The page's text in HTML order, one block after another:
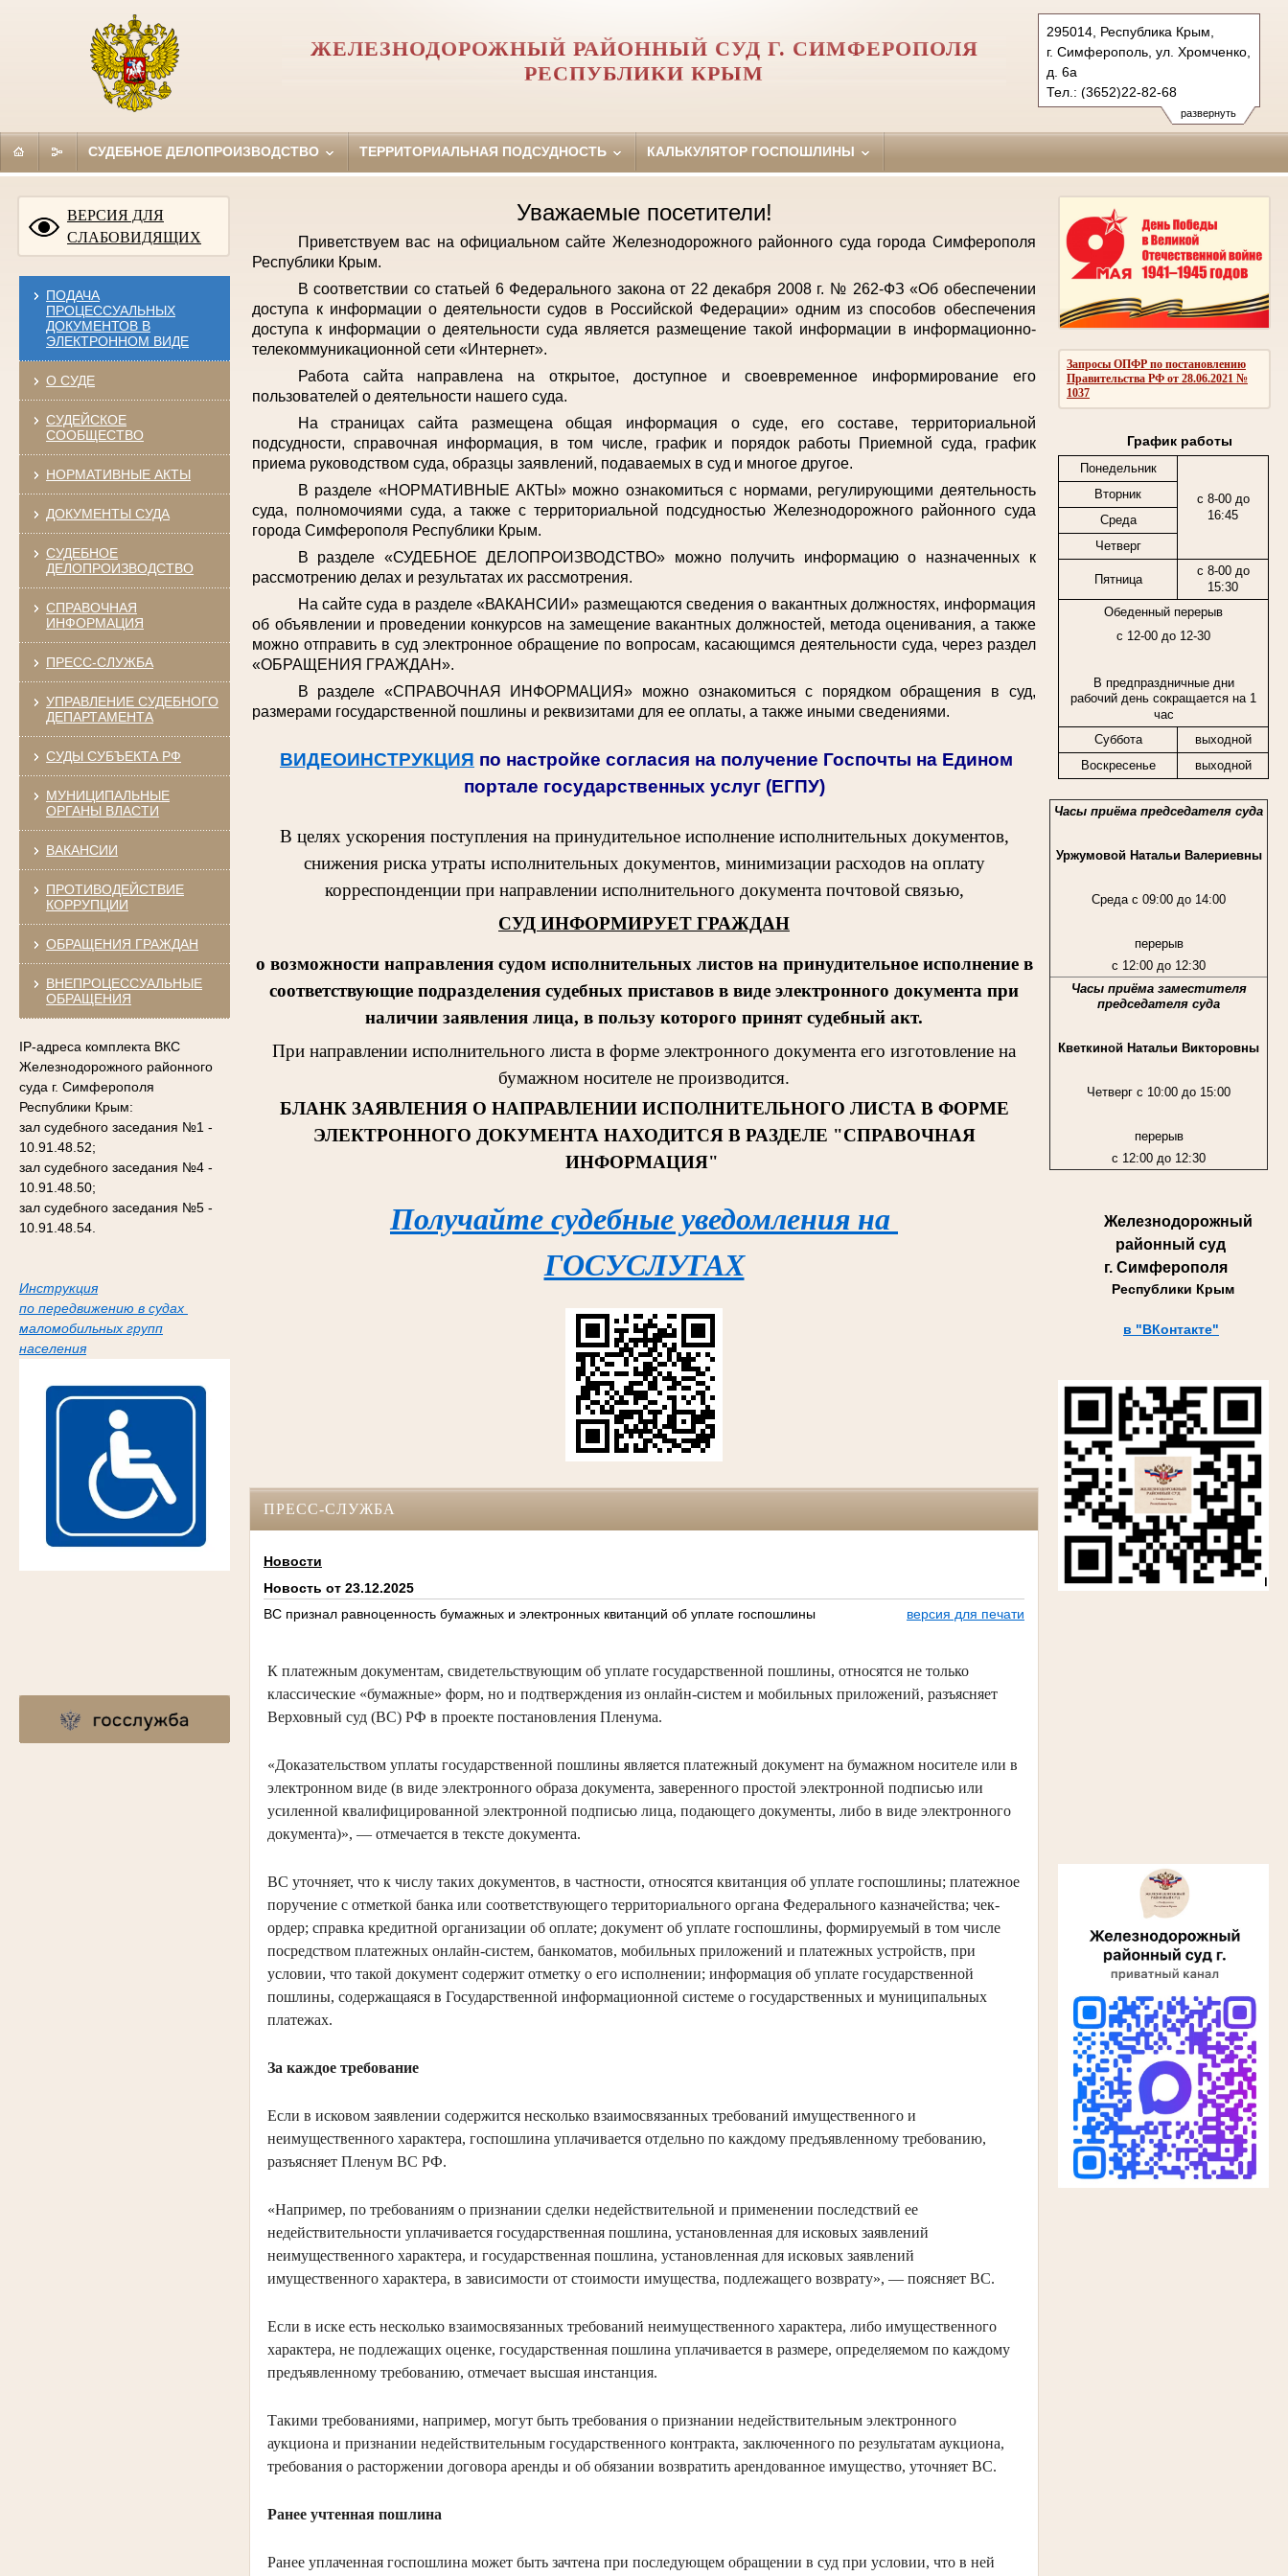
развернуть
295014, Республика Крым,
г. Симферополь, ул. Хромченко,
д. 6а
Тел.: (3652)22-82-68
zheleznodorozhniy.krm@sudrf.ru
ЖЕЛЕЗНОДОРОЖНЫЙ РАЙОННЫЙ СУД Г. СИМФЕРОПОЛЯ
РЕСПУБЛИКИ КРЫМ
СУДЕБНОЕ ДЕЛОПРОИЗВОДСТВО ТЕРРИТОРИАЛЬНАЯ ПОДСУДНОСТЬ КАЛЬКУЛЯТОР ГОСПОШЛИНЫ
ВЕРСИЯ ДЛЯ
СЛАБОВИДЯЩИХ
ПОДАЧА
ПРОЦЕССУАЛЬНЫХ
ДОКУМЕНТОВ В
ЭЛЕКТРОННОМ ВИДЕ
О СУДЕ
СУДЕЙСКОЕ
СООБЩЕСТВО
НОРМАТИВНЫЕ АКТЫ
ДОКУМЕНТЫ СУДА
СУДЕБНОЕ
ДЕЛОПРОИЗВОДСТВО
СПРАВОЧНАЯ
ИНФОРМАЦИЯ
ПРЕСС-СЛУЖБА
УПРАВЛЕНИЕ СУДЕБНОГО
ДЕПАРТАМЕНТА
СУДЫ СУБЪЕКТА РФ
МУНИЦИПАЛЬНЫЕ
ОРГАНЫ ВЛАСТИ
ВАКАНСИИ
ПРОТИВОДЕЙСТВИЕ
КОРРУПЦИИ
ОБРАЩЕНИЯ ГРАЖДАН
ВНЕПРОЦЕССУАЛЬНЫЕ
ОБРАЩЕНИЯ
IP-адреса комплекта ВКС
Железнодорожного районного
суда г. Симферополя
Республики Крым:
зал судебного заседания №1 -
10.91.48.52;
зал судебного заседания №4 -
10.91.48.50;
зал судебного заседания №5 -
10.91.48.54.
Инструкция
по передвижению в судах
маломобильных групп
населения
Запросы ОПФР по постановлению
Правительства РФ от 28.06.2021 №
1037
График работы
Понедельник
с 8-00 до
16:45
Вторник
Среда
Четверг
Пятница
с 8-00 до
15:30
Обеденный перерыв
с 12-00 до 12-30
В предпраздничные дни
рабочий день сокращается на 1
час
Суббота
выходной
Воскресенье
выходной
Часы приёма председателя суда
Уржумовой Натальи Валериевны
Среда с 09:00 до 14:00
перерыв
с 12:00 до 12:30
Часы приёма заместителя
председателя суда
Кветкиной Натальи Викторовны
Четверг с 10:00 до 15:00
перерыв
с 12:00 до 12:30
Железнодорожный
районный суд
г. Симферополя
Республики Крым
в "ВКонтакте"
Уважаемые посетители!
Приветствуем вас на официальном сайте Железнодорожного районного суда города Симферополя
Республики Крым.
В соответствии со статьей 6 Федерального закона от 22 декабря 2008 г. № 262-ФЗ «Об обеспечении
доступа к информации о деятельности судов в Российской Федерации» одним из способов обеспечения
доступа к информации о деятельности суда является размещение такой информации в информационно-
телекоммуникационной сети «Интернет».
Работа сайта направлена на открытое, доступное и своевременное информирование его
пользователей о деятельности нашего суда.
На страницах сайта размещена общая информация о суде, его составе, территориальной
подсудности, справочная информация, в том числе, график и порядок работы Приемной суда, график
приема руководством суда, образцы заявлений, подаваемых в суд и многое другое.
В разделе «НОРМАТИВНЫЕ АКТЫ» можно ознакомиться с нормами, регулирующими деятельность
суда, полномочиями суда, а также с территориальной подсудностью Железнодорожного районного суда
города Симферополя Республики Крым.
В разделе «СУДЕБНОЕ ДЕЛОПРОИЗВОДСТВО» можно получить информацию о назначенных к
рассмотрению делах и результатах их рассмотрения.
На сайте суда в разделе «ВАКАНСИИ» размещаются сведения о вакантных должностях, информация
об объявлении и проведении конкурсов на замещение вакантных должностей, метода оценивания, а также
можно отправить в суд электронное обращение по вопросам, касающимся деятельности суда, через раздел
«ОБРАЩЕНИЯ ГРАЖДАН».
В разделе «СПРАВОЧНАЯ ИНФОРМАЦИЯ» можно ознакомиться с порядком обращения в суд,
размерами государственной пошлины и реквизитами для ее оплаты, а также иными сведениями.
ВИДЕОИНСТРУКЦИЯ по настройке согласия на получение Госпочты на Едином
портале государственных услуг (ЕГПУ)
В целях ускорения поступления на принудительное исполнение исполнительных документов,
снижения риска утраты исполнительных документов, минимизации расходов на оплату
корреспонденции при направлении исполнительного документа почтовой связью,
СУД ИНФОРМИРУЕТ ГРАЖДАН
о возможности направления судом исполнительных листов на принудительное исполнение в
соответствующие подразделения судебных приставов в виде электронного документа при
наличии заявления лица, в пользу которого принят судебный акт.
При направлении исполнительного листа в форме электронного документа его изготовление на
бумажном носителе не производится.
БЛАНК ЗАЯВЛЕНИЯ О НАПРАВЛЕНИИ ИСПОЛНИТЕЛЬНОГО ЛИСТА В ФОРМЕ
ЭЛЕКТРОННОГО ДОКУМЕНТА НАХОДИТСЯ В РАЗДЕЛЕ "СПРАВОЧНАЯ
ИНФОРМАЦИЯ"
Получайте судебные уведомления на
ГОСУСЛУГАХ
ПРЕСС-СЛУЖБА
Новости
Новость от 23.12.2025
ВС признал равноценность бумажных и электронных квитанций об уплате госпошлины
версия для печати
К платежным документам, свидетельствующим об уплате государственной пошлины, относятся не только
классические «бумажные» форм, но и подтверждения из онлайн-систем и мобильных приложений, разъясняет
Верховный суд (ВС) РФ в проекте постановления Пленума.
«Доказательством уплаты государственной пошлины является платежный документ на бумажном носителе или в
электронном виде (в виде электронного образа документа, заверенного простой электронной подписью или
усиленной квалифицированной электронной подписью лица, подающего документы, либо в виде электронного
документа)», — отмечается в тексте документа.
ВС уточняет, что к числу таких документов, в частности, относятся квитанция об уплате госпошлины; платежное
поручение с отметкой банка или соответствующего территориального органа Федерального казначейства; чек-
ордер; справка кредитной организации об оплате; документ об уплате госпошлины, формируемый в том числе
посредством платежных онлайн-систем, банкоматов, мобильных приложений и платежных устройств, при
условии, что такой документ содержит отметку о его исполнении; информация об уплате государственной
пошлины, содержащаяся в Государственной информационной системе о государственных и муниципальных
платежах.
За каждое требование
Если в исковом заявлении содержится несколько взаимосвязанных требований имущественного и
неимущественного характера, госпошлина уплачивается отдельно по каждому предъявленному требованию,
разъясняет Пленум ВС РФ.
«Например, по требованиям о признании сделки недействительной и применении последствий ее
недействительности уплачивается государственная пошлина, установленная для исковых заявлений
неимущественного характера, и государственная пошлина, установленная для исковых заявлений
имущественного характера, в зависимости от стоимости имущества, подлежащего возврату», — поясняет ВС.
Если в иске есть несколько взаимосвязанных требований неимущественного характера, либо имущественного
характера, не подлежащих оценке, государственная пошлина уплачивается в размере, определяемом по каждому
предъявленному требованию, отмечает высшая инстанция.
Такими требованиями, например, могут быть требования о признании недействительным электронного
аукциона и признании недействительным государственного контракта, заключенного по результатам аукциона,
требования о расторжении договора аренды и об обязании возвратить арендованное имущество, уточняет ВС.
Ранее учтенная пошлина
Ранее уплаченная госпошлина может быть зачтена при последующем обращении в суд при условии, что в ней